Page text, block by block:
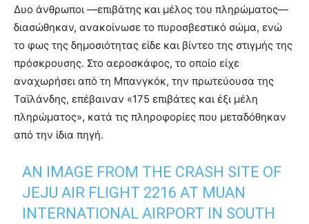
Δυο άνθρωποι —επιβάτης και μέλος του πληρώματος—
διασώθηκαν, ανακοίνωσε το πυροσβεστικό σώμα, ενώ
το φως της δημοσιότητας είδε και βίντεο της στιγμής της
πρόσκρουσης. Στο αεροσκάφος, το οποίο είχε
αναχωρήσει από τη Μπανγκόκ, την πρωτεύουσα της
Ταϊλάνδης, επέβαιναν «175 επιβάτες και έξι μέλη
πληρώματος», κατά τις πληροφορίες που μεταδόθηκαν
από την ίδια πηγή.
AN IMAGE FROM THE CRASH SITE OF
JEJU AIR FLIGHT 2216 AT MUAN
INTERNATIONAL AIRPORT IN SOUTH